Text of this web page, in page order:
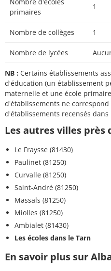
primaires
1
Nombre de collèges 1
Nombre de lycées
NB : Certains établissements
d'éducation (un établissement
maternelle et une école
d'établissements ne
d'établissements recensés
Les autres villes près
Le Fraysse (81430)
Paulinet (81250)
Curvalle (81250)
Saint-André (81250)
Massals (81250)
Miolles (81250)
Ambialet (81430)
Les écoles dans le Tarn
En savoir plus sur